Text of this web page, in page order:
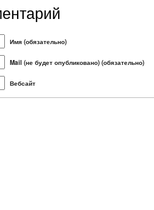
Имя (обязательно)
Mail (не будет опубликовано) (обязательно)
Вебсайт